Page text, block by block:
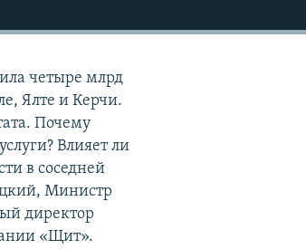
четыре млрд
Ялте и Керчи.
Почему
Влияет ли
в соседней
Министр
директор
«Щит».